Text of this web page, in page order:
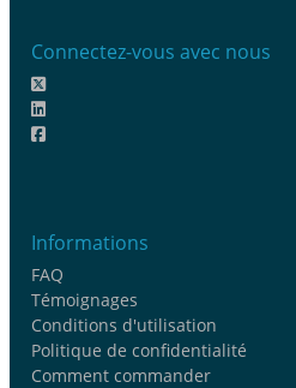
Connectez-vous avec nous
Informations
FAQ
Témoignages
Conditions d'utilisation
Politique de confidentialité
Comment commander